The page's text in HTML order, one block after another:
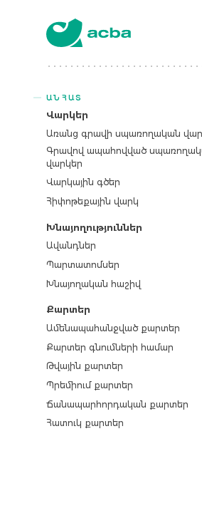
ԱՆՀԱՏ
Վարկեր
Առանց գրավի սպառողական
Գրավով ապահովված
վարկեր
Վարկային գծեր
Հիփոթեքային վարկ
Խնայողություններ
Ավանդներ
Պարտատոմսեր
Խնայողական հաշիվ
Քարտեր
Ամենապահանջված քարտեր
Քարտեր գնումների համար
Թվային քարտեր
Պրեմիում քարտեր
Ճանապարհորդական քարտեր
Հատուկ քարտեր